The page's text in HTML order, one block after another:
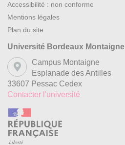
Accessibilité : non conforme
Mentions légales
Plan du site
Université Bordeaux Montaigne
Campus Montaigne
Esplanade des Antilles
33607 Pessac Cedex
Contacter l'université